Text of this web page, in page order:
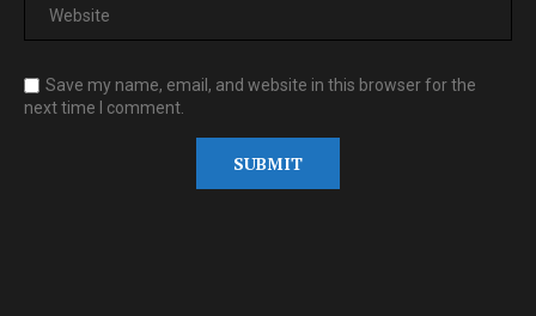
Save my name, email, and website in this browser for the
next time I comment.